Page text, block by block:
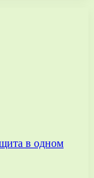
в одном